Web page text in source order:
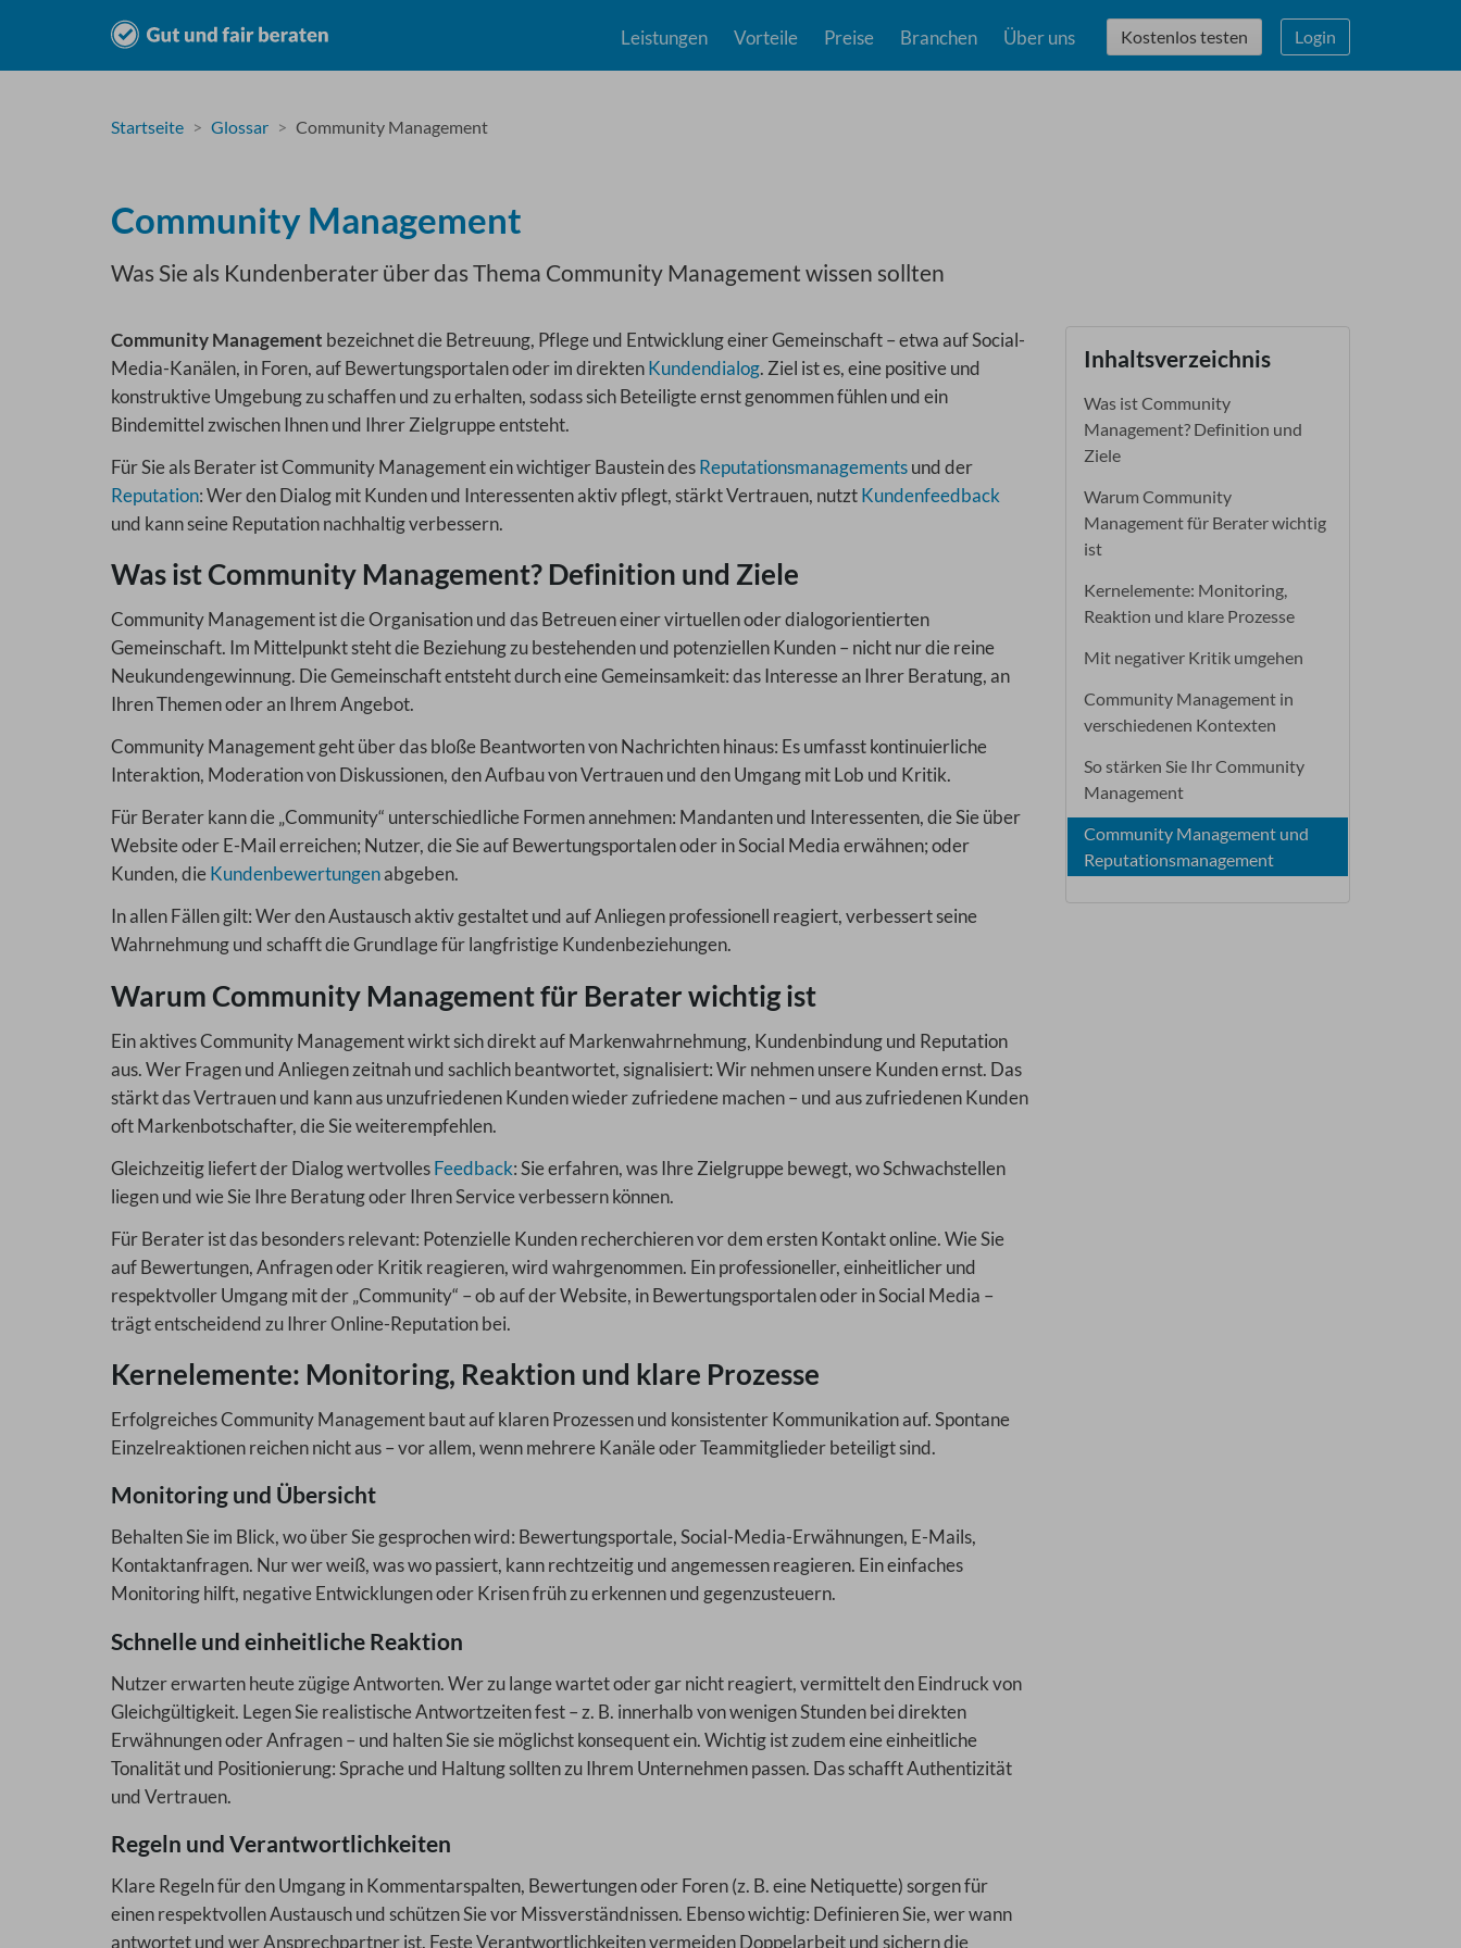
Leistungen Vorteile Preise Branchen Über uns Kostenlos testen Login
Startseite Glossar Community Management
Community Management
Was Sie als Kundenberater über das Thema Community Management wissen sollten
Community Management bezeichnet die Betreuung, Pflege und Entwicklung einer Gemeinschaft – etwa auf Social-
Media-Kanälen, in Foren, auf Bewertungsportalen oder im direktenKundendialog. Ziel ist es, eine positive und
konstruktive Umgebung zu schaffen und zu erhalten, sodass sich Beteiligte ernst genommen fühlen und ein
Bindemittel zwischen Ihnen und Ihrer Zielgruppe entsteht.
Für Sie als Berater ist Community Management ein wichtiger Baustein desReputationsmanagementsund der
Reputation: Wer den Dialog mit Kunden und Interessenten aktiv pflegt, stärkt Vertrauen, nutztKundenfeedback
und kann seine Reputation nachhaltig verbessern.
Was ist Community Management? Definition und Ziele
Community Management ist die Organisation und das Betreuen einer virtuellen oder dialogorientierten
Gemeinschaft. Im Mittelpunkt steht die Beziehung zu bestehenden und potenziellen Kunden – nicht nur die reine
Neukundengewinnung. Die Gemeinschaft entsteht durch eine Gemeinsamkeit: das Interesse an Ihrer Beratung, an
Ihren Themen oder an Ihrem Angebot.
Community Management geht über das bloße Beantworten von Nachrichten hinaus: Es umfasst kontinuierliche
Interaktion, Moderation von Diskussionen, den Aufbau von Vertrauen und den Umgang mit Lob und Kritik.
Für Berater kann die „Community“ unterschiedliche Formen annehmen: Mandanten und Interessenten, die Sie über
Website oder E-Mail erreichen; Nutzer, die Sie auf Bewertungsportalen oder in Social Media erwähnen; oder
Kunden, dieKundenbewertungenabgeben.
In allen Fällen gilt: Wer den Austausch aktiv gestaltet und auf Anliegen professionell reagiert, verbessert seine
Wahrnehmung und schafft die Grundlage für langfristige Kundenbeziehungen.
Warum Community Management für Berater wichtig ist
Ein aktives Community Management wirkt sich direkt auf Markenwahrnehmung, Kundenbindung und Reputation
aus. Wer Fragen und Anliegen zeitnah und sachlich beantwortet, signalisiert: Wir nehmen unsere Kunden ernst. Das
stärkt das Vertrauen und kann aus unzufriedenen Kunden wieder zufriedene machen – und aus zufriedenen Kunden
oft Markenbotschafter, die Sie weiterempfehlen.
Gleichzeitig liefert der Dialog wertvollesFeedback: Sie erfahren, was Ihre Zielgruppe bewegt, wo Schwachstellen
liegen und wie Sie Ihre Beratung oder Ihren Service verbessern können.
Für Berater ist das besonders relevant: Potenzielle Kunden recherchieren vor dem ersten Kontakt online. Wie Sie
auf Bewertungen, Anfragen oder Kritik reagieren, wird wahrgenommen. Ein professioneller, einheitlicher und
respektvoller Umgang mit der „Community“ – ob auf der Website, in Bewertungsportalen oder in Social Media –
trägt entscheidend zu Ihrer Online-Reputation bei.
Kernelemente: Monitoring, Reaktion und klare Prozesse
Erfolgreiches Community Management baut auf klaren Prozessen und konsistenter Kommunikation auf. Spontane
Einzelreaktionen reichen nicht aus – vor allem, wenn mehrere Kanäle oder Teammitglieder beteiligt sind.
Monitoring und Übersicht
Behalten Sie im Blick, wo über Sie gesprochen wird: Bewertungsportale, Social-Media-Erwähnungen, E-Mails,
Kontaktanfragen. Nur wer weiß, was wo passiert, kann rechtzeitig und angemessen reagieren. Ein einfaches
Monitoring hilft, negative Entwicklungen oder Krisen früh zu erkennen und gegenzusteuern.
Schnelle und einheitliche Reaktion
Nutzer erwarten heute zügige Antworten. Wer zu lange wartet oder gar nicht reagiert, vermittelt den Eindruck von
Gleichgültigkeit. Legen Sie realistische Antwortzeiten fest – z. B. innerhalb von wenigen Stunden bei direkten
Erwähnungen oder Anfragen – und halten Sie sie möglichst konsequent ein. Wichtig ist zudem eine einheitliche
Tonalität und Positionierung: Sprache und Haltung sollten zu Ihrem Unternehmen passen. Das schafft Authentizität
und Vertrauen.
Regeln und Verantwortlichkeiten
Klare Regeln für den Umgang in Kommentarspalten, Bewertungen oder Foren (z. B. eine Netiquette) sorgen für
einen respektvollen Austausch und schützen Sie vor Missverständnissen. Ebenso wichtig: Definieren Sie, wer wann
antwortet und wer Ansprechpartner ist. Feste Verantwortlichkeiten vermeiden Doppelarbeit und sichern die
Inhaltsverzeichnis
Was ist Community
Management? Definition und
Ziele
Warum Community
Management für Berater wichtig
ist
Kernelemente: Monitoring,
Reaktion und klare Prozesse
Mit negativer Kritik umgehen
Community Management in
verschiedenen Kontexten
So stärken Sie Ihr Community
Management
Community Management und
Reputationsmanagement